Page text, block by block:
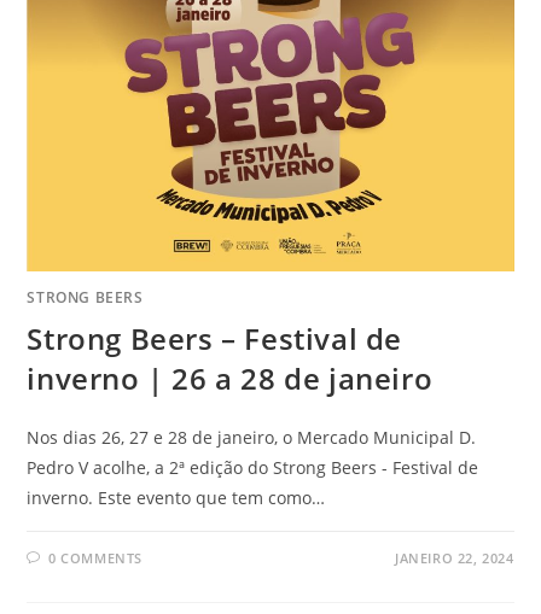
STRONG BEERS
Strong Beers – Festival de
inverno | 26 a 28 de janeiro
Nos dias 26, 27 e 28 de janeiro, o Mercado Municipal D.
Pedro V acolhe, a 2ª edição do Strong Beers - Festival de
inverno. Este evento que tem como…
0 COMMENTS JANEIRO 22, 2024